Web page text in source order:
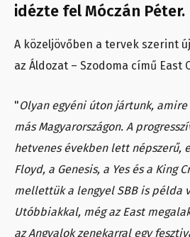
idézte fel Móczán Péter.
A közeljövőben a tervek szerint
az Áldozat – Szodoma című East
"Olyan egyéni úton jártunk,
más Magyarországon. A
hetvenes években lett népszerű,
Floyd, a Genesis, a Yes és a King
mellettük a lengyel SBB is példa
Utóbbiakkal, még az East
az Angyalok zenekarral egy